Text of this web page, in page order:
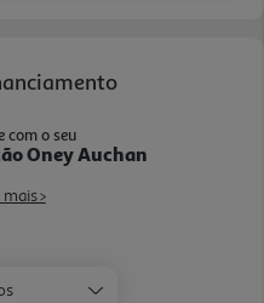
com o seu
Oney Auchan
>